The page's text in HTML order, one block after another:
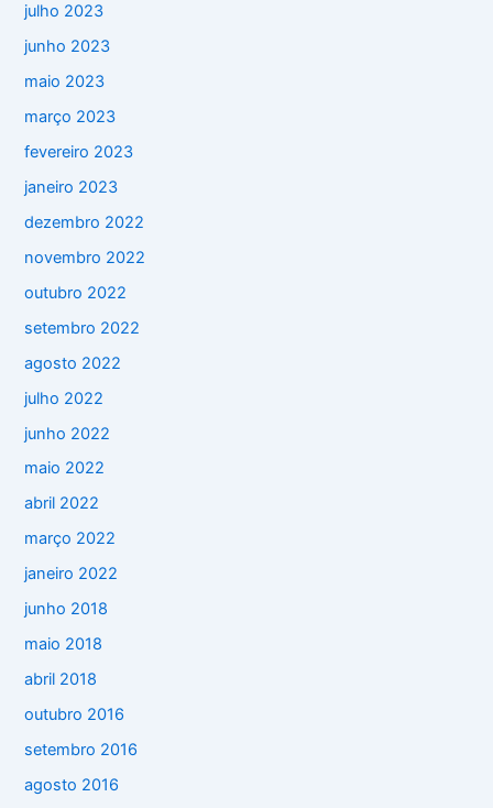
julho 2023
junho 2023
maio 2023
março 2023
fevereiro 2023
janeiro 2023
dezembro 2022
novembro 2022
outubro 2022
setembro 2022
agosto 2022
julho 2022
junho 2022
maio 2022
abril 2022
março 2022
janeiro 2022
junho 2018
maio 2018
abril 2018
outubro 2016
setembro 2016
agosto 2016